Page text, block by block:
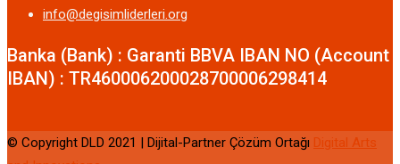
info@degisimliderleri.org
Banka (Bank) : Garanti BBVA IBAN NO (Account
IBAN) : TR460006200028700006298414
© Copyright DLD 2021 | Dijital-Partner Çözüm Ortağı Digital Arts